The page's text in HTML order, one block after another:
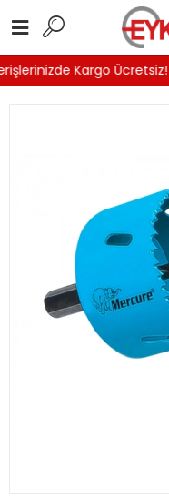
Kargo Ücretsiz!